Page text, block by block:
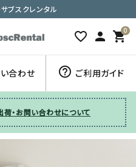
ブスクレンタル
favorite_border person 0
shopping_cart
合わせ help_outline ご利用ガイド
・お問い合わせについて